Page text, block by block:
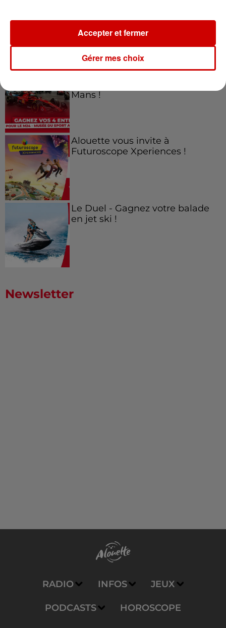
Gagnez vos entrées pour le
Mans !
Alouette vous invite à
Futuroscope Xperiences !
Le Duel - Gagnez votre balade
en jet ski !
Newsletter
RADIO INFOS JEUX
PODCASTS HOROSCOPE
Gérer mes choix
Accepter et fermer